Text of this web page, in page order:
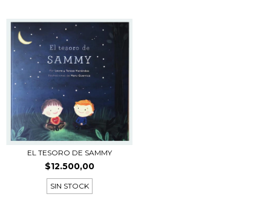
EL TESORO DE SAMMY
$12.500,00
SIN STOCK